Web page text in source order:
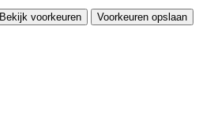
Bekijk voorkeuren Voorkeuren opslaan